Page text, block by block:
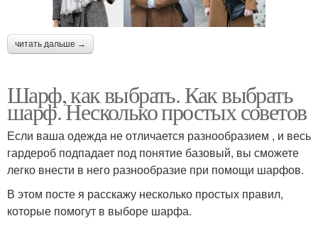
читать дальше →
Шарф, как выбрать. Как выбрать
шарф. Несколько простых советов
Если ваша одежда не отличается разнообразием , и весь
гардероб подпадает под понятие базовый, вы сможете
легко внести в него разнообразие при помощи шарфов.
В этом посте я расскажу несколько простых правил,
которые помогут в выборе шарфа.